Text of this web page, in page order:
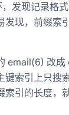
发现记录格式
发现，前缀索
email(6) 改
键索引上只搜
索引的长度，